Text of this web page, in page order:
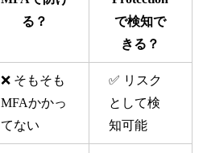
る？
で検知で
きる？
❌ そもそも
MFAかかっ
てない
✅ リスク
として検
知可能